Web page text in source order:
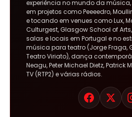
experiência no mundo da
em projetos como Peeeedro,
e tocando em venues como Lux,
Culturgest, Glasgow School of
salas e locais em Portugal e no
música para teatro (Jorge Fraga,
Teatro Viriato), dança
Neagu, Peter Michael Dietz, Patrick
TV (RTP2) e várias rádios.